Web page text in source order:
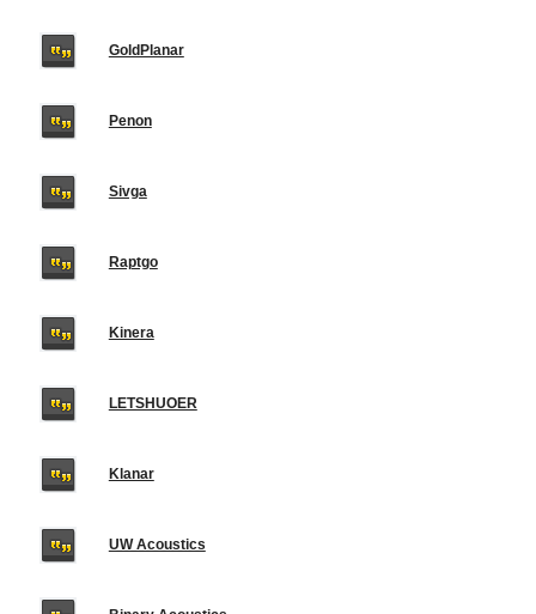
GoldPlanar
Penon
Sivga
Raptgo
Kinera
LETSHUOER
Klanar
UW Acoustics